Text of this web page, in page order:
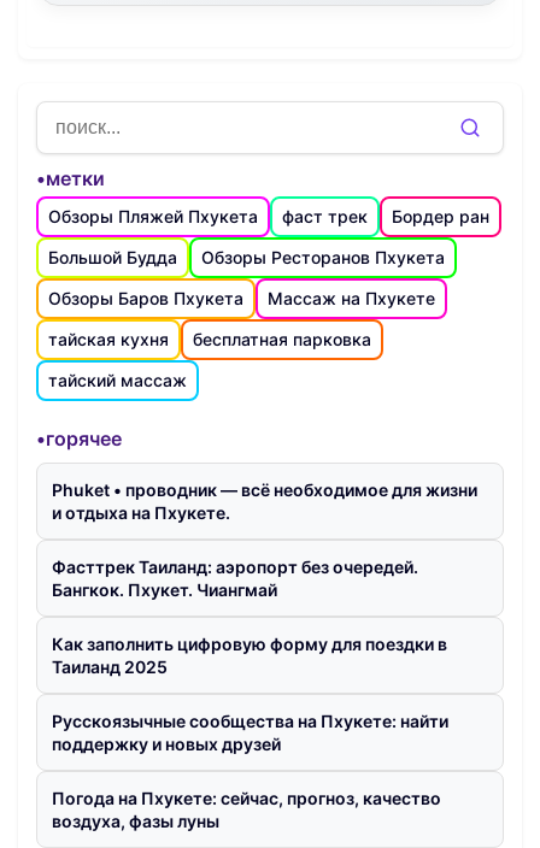
•метки
Обзоры Пляжей Пхукета фаст трек
Бордер ран
Большой Будда
Обзоры Ресторанов Пхукета
Обзоры Баров Пхукета
Массаж на Пхукете
тайская кухня
бесплатная парковка
тайский массаж
•горячее
Phuket • проводник — всё необходимое для жизни
и отдыха на Пхукете.
Фасттрек Таиланд: аэропорт без очередей.
Бангкок. Пхукет. Чиангмай
Как заполнить цифровую форму для поездки в
Таиланд 2025
Русскоязычные сообщества на Пхукете: найти
поддержку и новых друзей
Погода на Пхукете: сейчас, прогноз, качество
воздуха, фазы луны